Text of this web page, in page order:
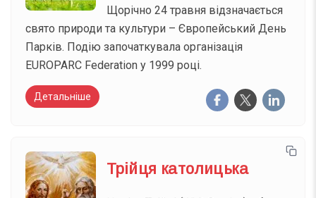
Щорічно 24 травня відзначається
свято природи та культури – Європейський День
Парків. Подію започаткувала організація
EUROPARC Federation у 1999 році.
Детальніше
Трійця католицька